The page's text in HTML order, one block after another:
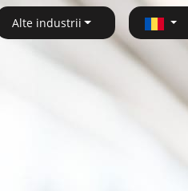
Alte industrii